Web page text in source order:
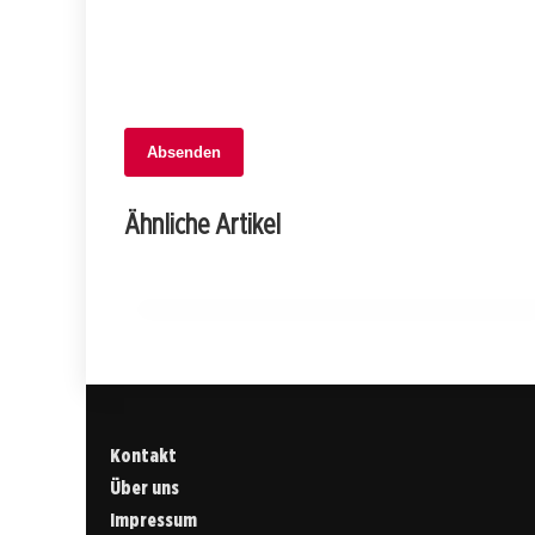
Absenden
Ähnliche Artikel
06. November 2025
Teenager verwechseln Gaspedal mit
Kontakt
Über uns
Impressum